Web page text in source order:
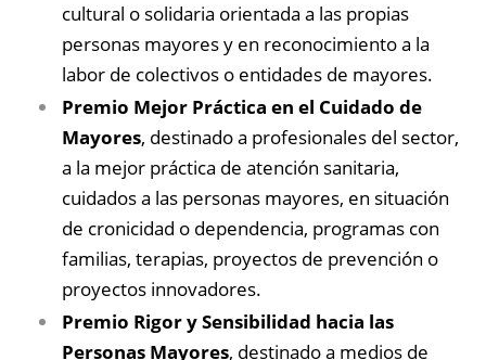
cultural o solidaria orientada a las propias
personas mayores y en reconocimiento a la
labor de colectivos o entidades de mayores.
Premio Mejor Práctica en el Cuidado de
Mayores, destinado a profesionales del sector,
a la mejor práctica de atención sanitaria,
cuidados a las personas mayores, en situación
de cronicidad o dependencia, programas con
familias, terapias, proyectos de prevención o
proyectos innovadores.
Premio Rigor y Sensibilidad hacia las
Personas Mayores, destinado a medios de